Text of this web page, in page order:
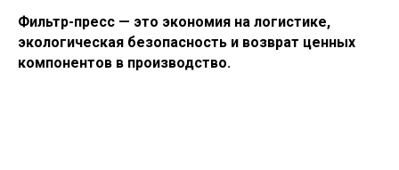
Фильтр-пресс — это экономия на логистике,
экологическая безопасность и возврат ценных
компонентов в производство.